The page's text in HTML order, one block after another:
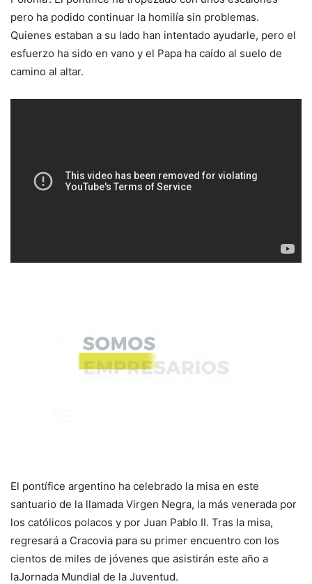
pero ha podido continuar la homilía sin problemas.
Quienes estaban a su lado han intentado ayudarle, pero el
esfuerzo ha sido en vano y el Papa ha caído al suelo de
camino al altar.
El pontífice argentino ha celebrado la misa en este
santuario de la llamada Virgen Negra, la más venerada por
los católicos polacos y por Juan Pablo II. Tras la misa,
regresará a Cracovia para su primer encuentro con los
cientos de miles de jóvenes que asistirán este año a
laJornada Mundial de la Juventud.